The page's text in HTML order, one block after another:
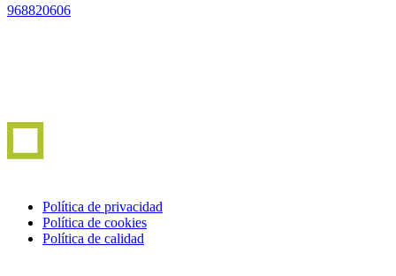
968820606
Política de privacidad
Política de cookies
Política de calidad